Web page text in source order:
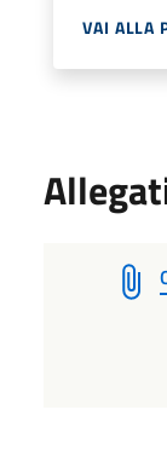
VAI ALLA